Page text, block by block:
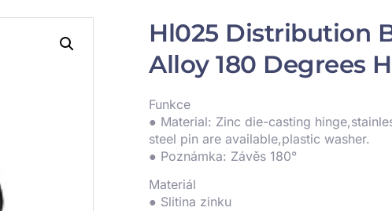
Hl025 Distribution
Alloy 180 Degrees
Funkce
● Material: Zinc die-casting
steel pin are available,plastic washer.
● Poznámka: Závěs 180°
Materiál
● Slitina zinku